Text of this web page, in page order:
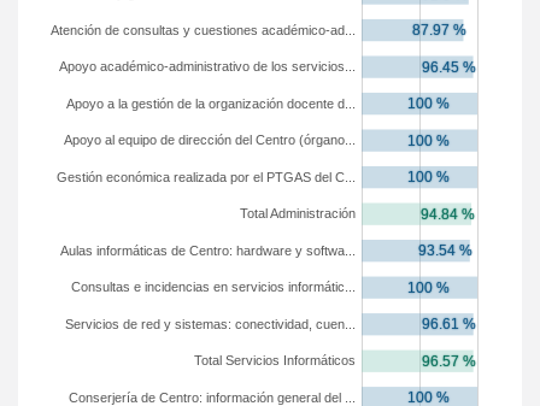
Conserjería de Centro: información general del ...
Total Servicios Informáticos
Servicios de red y sistemas: conectividad, cuen...
Consultas e incidencias en servicios informátic...
Aulas informáticas de Centro: hardware y softwa...
Total Administración
Gestión económica realizada por el PTGAS del C...
Apoyo al equipo de dirección del Centro (órgano...
Apoyo a la gestión de la organización docente d...
Apoyo académico-administrativo de los servicios...
Atención de consultas y cuestiones académico-ad...